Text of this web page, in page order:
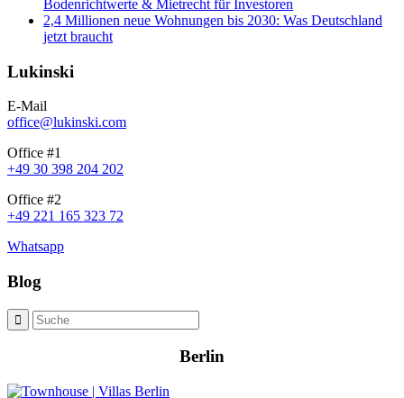
Bodenrichtwerte & Mietrecht für Investoren
2,4 Millionen neue Wohnungen bis 2030: Was Deutschland
jetzt braucht
Lukinski
E-Mail
office@lukinski.com
Office #1
+49 30 398 204 202
Office #2
+49 221 165 323 72
Whatsapp
Blog
Berlin